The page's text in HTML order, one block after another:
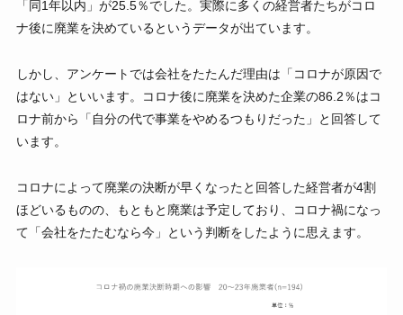
「同1年以内」が25.5％でした。実際に多くの経営者たちがコロ
ナ後に廃業を決めているというデータが出ています。
しかし、アンケートでは会社をたたんだ理由は「コロナが原因で
はない」といいます。コロナ後に廃業を決めた企業の86.2％はコ
ロナ前から「自分の代で事業をやめるつもりだった」と回答して
います。
コロナによって廃業の決断が早くなったと回答した経営者が4割
ほどいるものの、もともと廃業は予定しており、コロナ禍になっ
て「会社をたたむなら今」という判断をしたように思えます。